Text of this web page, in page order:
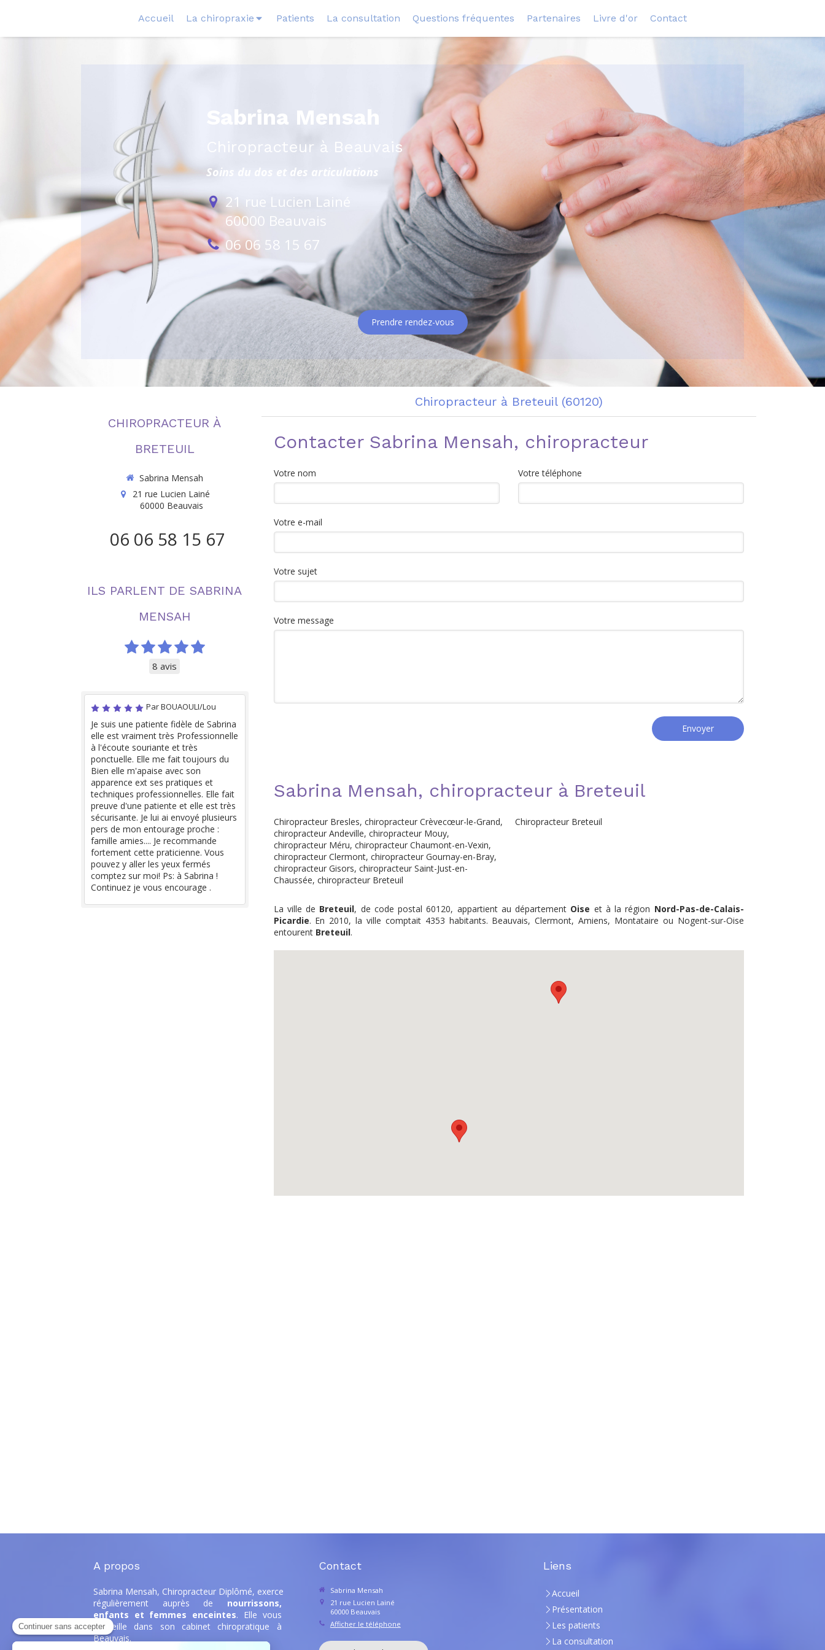
Accueil La chiropraxie Patients La consultation Questions fréquentes Partenaires Livre d'or Contact
Sabrina Mensah
Chiropracteur à Beauvais
Soins du dos et des articulations
21 rue Lucien Lainé
60000 Beauvais
06 06 58 15 67
Prendre rendez-vous
Chiropracteur à Breteuil (60120)
Contacter Sabrina Mensah, chiropracteur
Votre nom Votre téléphone
Votre e-mail
Votre sujet
Votre message
Envoyer
Sabrina Mensah, chiropracteur à Breteuil
Chiropracteur Bresles, chiropracteur Crèvecœur-le-Grand,
chiropracteur Andeville, chiropracteur Mouy,
chiropracteur Méru, chiropracteur Chaumont-en-Vexin,
chiropracteur Clermont, chiropracteur Gournay-en-Bray,
chiropracteur Gisors, chiropracteur Saint-Just-en-
Chaussée, chiropracteur Breteuil
Chiropracteur Breteuil
La ville de Breteuil, de code postal 60120, appartient au département Oise et à la région Nord-Pas-de-Calais-
Picardie. En 2010, la ville comptait 4353 habitants. Beauvais, Clermont, Amiens, Montataire ou Nogent-sur-Oise
entourent Breteuil.
CHIROPRACTEUR À
BRETEUIL
Sabrina Mensah
21 rue Lucien Lainé
60000 Beauvais
06 06 58 15 67
ILS PARLENT DE SABRINA
MENSAH
8 avis
Par BOUAOULI/Lou
Je suis une patiente fidèle de Sabrina
elle est vraiment très Professionnelle
à l'écoute souriante et très
ponctuelle. Elle me fait toujours du
Bien elle m'apaise avec son
apparence ext ses pratiques et
techniques professionnelles. Elle fait
preuve d'une patiente et elle est très
sécurisante. Je lui ai envoyé plusieurs
pers de mon entourage proche :
famille amies.... Je recommande
fortement cette praticienne. Vous
pouvez y aller les yeux fermés
comptez sur moi! Ps: à Sabrina !
Continuez je vous encourage .
A propos
Sabrina Mensah, Chiropracteur Diplômé, exerce
régulièrement auprès de nourrissons,
enfants et femmes enceintes. Elle vous
accueille dans son cabinet chiropratique à
Beauvais.
Contact
Sabrina Mensah
21 rue Lucien Lainé
60000 Beauvais
Afficher le téléphone
Liens
Accueil
Présentation
Les patients
La consultation